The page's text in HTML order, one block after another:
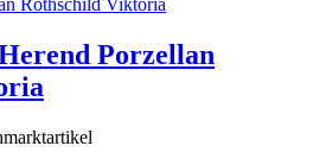
Porzellan